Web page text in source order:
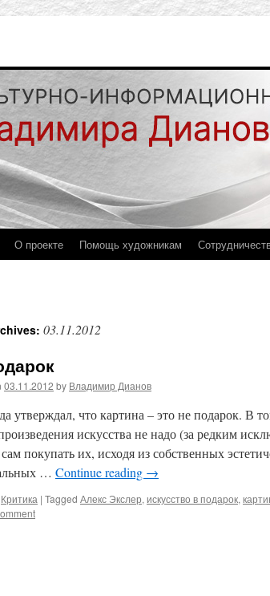
О проекте Помощь художникам
03.11.2012
03.11.2012 by Владимир Дианов
утверждал, что картина – это не подарок. В
искусства не надо (за редким
покупать их, исходя из собственных
… Continue reading →
Критика | Tagged Алекс Экслер, искусство в подарок,